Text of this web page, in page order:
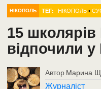
НІКОПОЛЬ ТЕГ: НІКОПОЛЬ •
15 школярів
відпочили
Автор Марина
Журналіст